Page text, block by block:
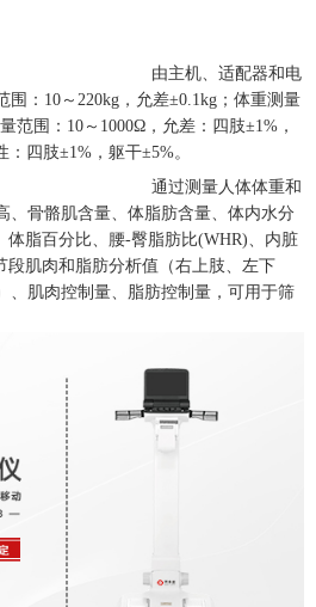
由主机、适配器和电
：10～220kg，允差±0.1kg；体重测量
范围：10～1000Ω，允差：四肢±1%，
四肢±1%，躯干±5%。
通过测量人体体重和
、骨骼肌含量、体脂肪含量、体内水分
脂百分比、腰-臀脂肪比(WHR)、内脏
段肌肉和脂肪分析值（右上肢、左下
、肌肉控制量、脂肪控制量，可用于筛